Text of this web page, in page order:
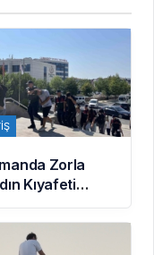
Zorla
Kıyafeti
Şantaj
6 Gözaltı